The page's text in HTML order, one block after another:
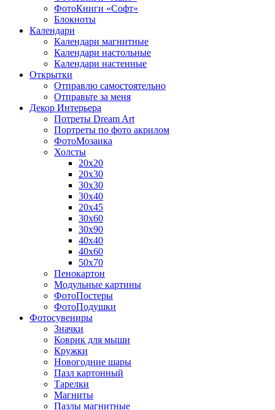
ФотоКниги «Софт»
Блокноты
Календари
Календари магнитные
Календари настольные
Календари настенные
Открытки
Отправлю самостоятельно
Отправьте за меня
Декор Интерьера
Потреты Dream Art
Портреты по фото акрилом
ФотоМозаика
Холсты
20х20
20х30
30х30
30х40
20х45
30х60
30х90
40х40
40х60
50х70
Пенокартон
Модульные картины
ФотоПостеры
ФотоПодушки
Фотоcувениры
Значки
Коврик для мыши
Кружки
Новогодние шары
Пазл картонный
Тарелки
Магниты
Пазлы магнитные